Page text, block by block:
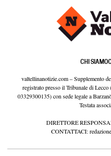
CHI SIAMO
valtellinanotizie.com – Supplemento
registrato presso il Tribunale di
03329300135) con sede legale a
Testata
DIRETTORE
CONTATTACI: